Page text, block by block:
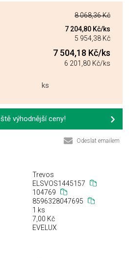
8 068,36 Kč
7 204,80 Kč/ks
5 954,38 Kč
7 504,18 Kč/ks
6 201,80 Kč/ks
ks
výhodnější ceny!
Odeslat emailem
Trevos
ELSVOS1445157
104769
8596328047695
1 ks
7,00 Kč
EVELUX